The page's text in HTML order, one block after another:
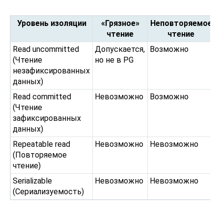
Уровень изоляции
«Грязное»
чтение
Неповторяемое
чтение
Read uncommitted
(Чтение
незафиксированных
данных)
Допускается,
но не в PG
Возможно
Read committed
(Чтение
зафиксированных
данных)
Невозможно Возможно
Repeatable read
(Повторяемое
чтение)
Невозможно Невозможно
Serializable
(Сериализуемость)
Невозможно Невозможно